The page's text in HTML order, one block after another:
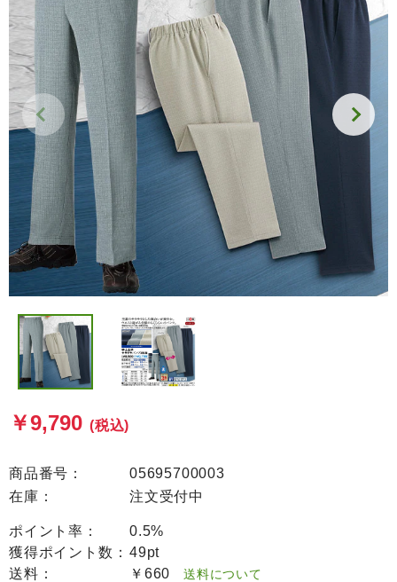
￥9,790 (税込)
商品番号：
05695700003
在庫：
注文受付中
ポイント率：
0.5%
獲得ポイント数： 49pt
送料：
￥660 送料について